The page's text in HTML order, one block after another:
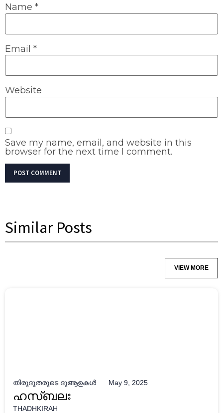
Name *
Email *
Website
Save my name, email, and website in this
browser for the next time I comment.
Similar Posts
VIEW MORE
തിരുദൂതരുടെ ദുആഉകൾ May 9, 2025
ഹസ്ബലഃ
THADHKIRAH